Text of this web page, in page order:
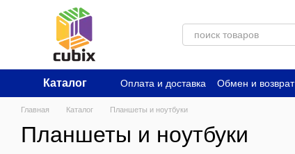
Перейти к основному контенту
Каталог Оплата и доставка Обмен и возврат
Главная Каталог Планшеты и ноутбуки
Планшеты и ноутбуки